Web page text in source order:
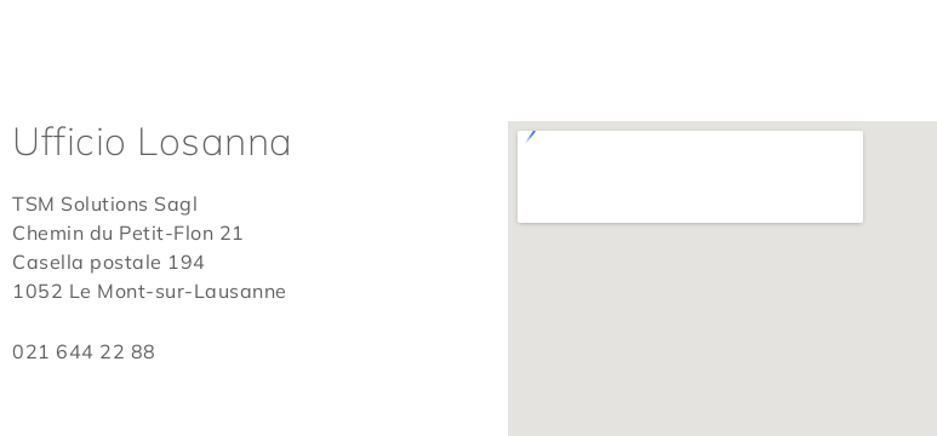
Ufficio Losanna
TSM Solutions Sagl
Chemin du Petit-Flon 21
Casella postale 194
1052 Le Mont-sur-Lausanne
021 644 22 88